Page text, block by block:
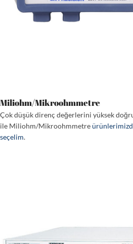
Miliohm/Mikroohmmetre
Çok düşük direnç değerlerini yüksek
ile Miliohm/Mikroohmmetre
seçelim.